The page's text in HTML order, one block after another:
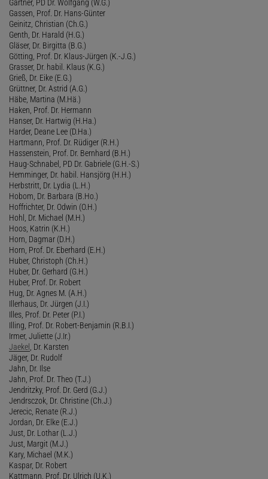
Gärtner, PD Dr. Wolfgang (W.G.)
Gassen, Prof. Dr. Hans-Günter
Geinitz, Christian (Ch.G.)
Genth, Dr. Harald (H.G.)
Gläser, Dr. Birgitta (B.G.)
Götting, Prof. Dr. Klaus-Jürgen (K.-J.G.)
Grasser, Dr. habil. Klaus (K.G.)
Grieß, Dr. Eike (E.G.)
Grüttner, Dr. Astrid (A.G.)
Häbe, Martina (M.Hä.)
Haken, Prof. Dr. Hermann
Hanser, Dr. Hartwig (H.Ha.)
Harder, Deane Lee (D.Ha.)
Hartmann, Prof. Dr. Rüdiger (R.H.)
Hassenstein, Prof. Dr. Bernhard (B.H.)
Haug-Schnabel, PD Dr. Gabriele (G.H.-S.)
Hemminger, Dr. habil. Hansjörg (H.H.)
Herbstritt, Dr. Lydia (L.H.)
Hobom, Dr. Barbara (B.Ho.)
Hoffrichter, Dr. Odwin (O.H.)
Hohl, Dr. Michael (M.H.)
Hoos, Katrin (K.H.)
Horn, Dagmar (D.H.)
Horn, Prof. Dr. Eberhard (E.H.)
Huber, Christoph (Ch.H.)
Huber, Dr. Gerhard (G.H.)
Huber, Prof. Dr. Robert
Hug, Dr. Agnes M. (A.H.)
Illerhaus, Dr. Jürgen (J.I.)
Illes, Prof. Dr. Peter (P.I.)
Illing, Prof. Dr. Robert-Benjamin (R.B.I.)
Irmer, Juliette (J.Ir.)
Jaekel , Dr. Karsten
Jäger, Dr. Rudolf
Jahn, Dr. Ilse
Jahn, Prof. Dr. Theo (T.J.)
Jendritzky, Prof. Dr. Gerd (G.J.)
Jendrsczok, Dr. Christine (Ch.J.)
Jerecic, Renate (R.J.)
Jordan, Dr. Elke (E.J.)
Just, Dr. Lothar (L.J.)
Just, Margit (M.J.)
Kary, Michael (M.K.)
Kaspar, Dr. Robert
Kattmann, Prof. Dr. Ulrich (U.K.)